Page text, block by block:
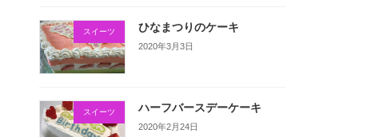
スイーツ ひなまつりのケーキ
2020年3月3日
スイーツ ハーフバースデーケーキ
2020年2月24日